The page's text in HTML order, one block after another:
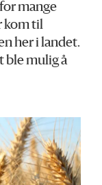
mange
kom til
her i landet.
ble mulig å